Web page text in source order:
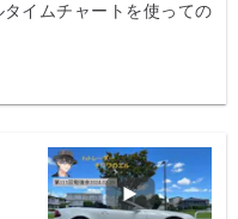
イムチャートを使っての